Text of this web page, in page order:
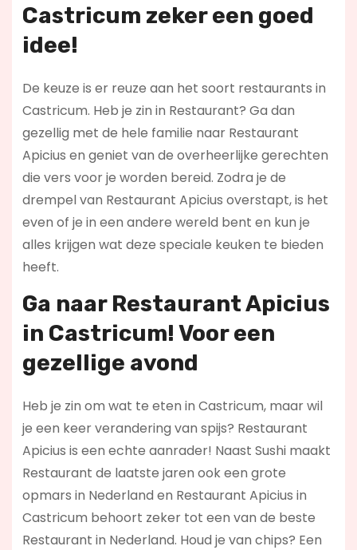
Castricum zeker een goed
idee!
De keuze is er reuze aan het soort restaurants in
Castricum. Heb je zin in Restaurant? Ga dan
gezellig met de hele familie naar Restaurant
Apicius en geniet van de overheerlijke gerechten
die vers voor je worden bereid. Zodra je de
drempel van Restaurant Apicius overstapt, is het
even of je in een andere wereld bent en kun je
alles krijgen wat deze speciale keuken te bieden
heeft.
Ga naar Restaurant Apicius
in Castricum! Voor een
gezellige avond
Heb je zin om wat te eten in Castricum, maar wil
je een keer verandering van spijs? Restaurant
Apicius is een echte aanrader! Naast Sushi maakt
Restaurant de laatste jaren ook een grote
opmars in Nederland en Restaurant Apicius in
Castricum behoort zeker tot een van de beste
Restaurant in Nederland. Houd je van chips? Een